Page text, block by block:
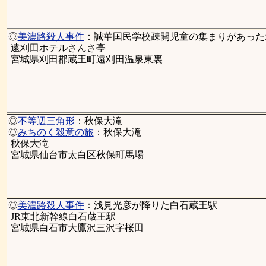
◎美濃路殺人事件：誠華国民学校疎開児童の集まりがあっ
遠刈田ホテルさんさ亭
宮城県刈田郡蔵王町遠刈田温泉東裏
◎不等辺三角形：秋保大滝
◎みちのく殺意の旅 ：秋保大滝
秋保大滝
宮城県仙台市太白区秋保町馬場
◎美濃路殺人事件：浅見光彦が降りた白石蔵王駅
JR東北新幹線白石蔵王駅
宮城県白石市大鷹沢三沢字桜田